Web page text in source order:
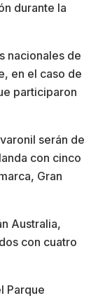
durante la
nacionales de
en el caso de
participaron
serán de
con cinco
Gran
Australia,
con cuatro
Parque